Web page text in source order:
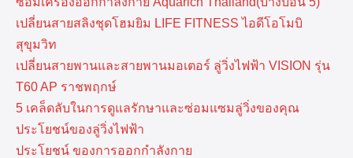
เปลี่ยนสายสลิงชุดโฮมยิม LIFE FITNESS ไอดีโอโมบิ
สุขุมวิท
เปลี่ยนสายพานและสายพานมอเตอร์ ลู่วิ่งไฟฟ้า VISION รุ่น
T60 AP ราชพฤกษ์
5 เคล็ดลับในการดูแลรักษาและซ่อมแซมลู่วิ่งของคุณ
ประโยชน์ของลู่วิ่งไฟฟ้า
ประโยชน์ ของการออกกำลังกาย